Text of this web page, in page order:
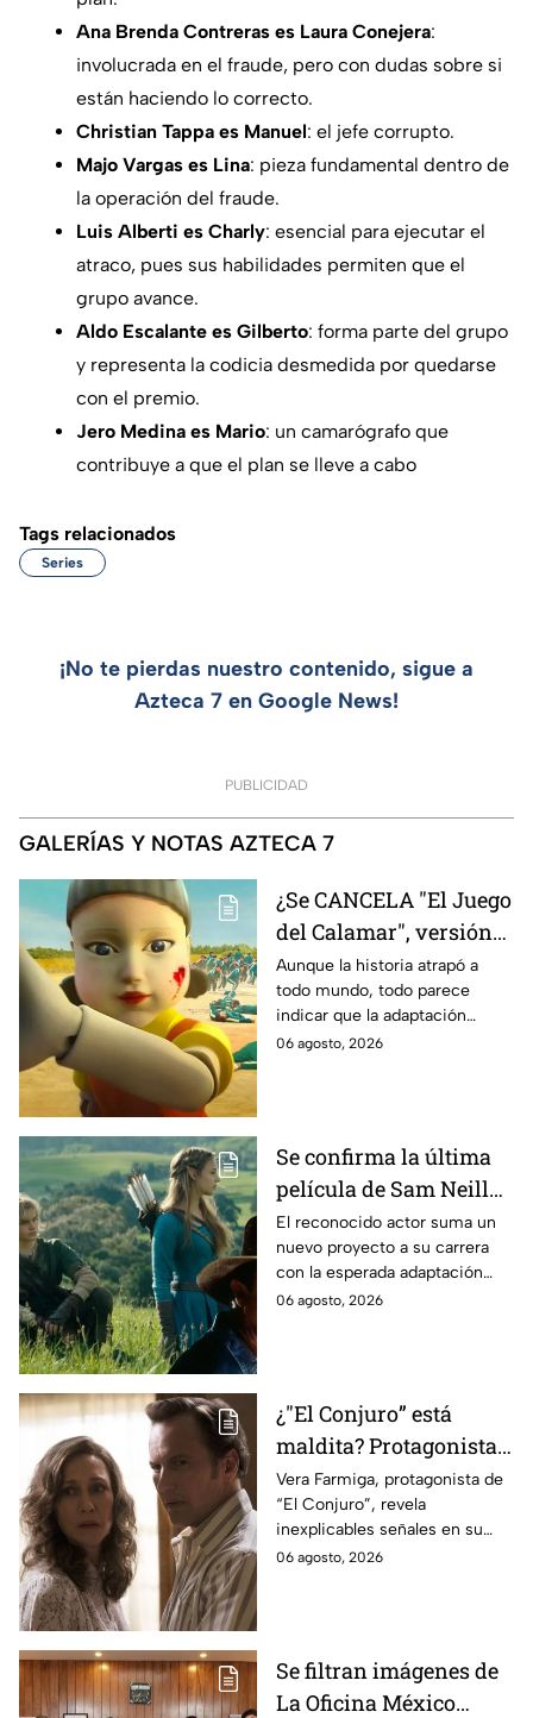
Ana Brenda Contreras es Laura Conejera:
involucrada en el fraude, pero con dudas sobre si
están haciendo lo correcto.
Christian Tappa es Manuel: el jefe corrupto.
Majo Vargas es Lina: pieza fundamental dentro de
la operación del fraude.
Luis Alberti es Charly: esencial para ejecutar el
atraco, pues sus habilidades permiten que el
grupo avance.
Aldo Escalante es Gilberto: forma parte del grupo
y representa la codicia desmedida por quedarse
con el premio.
Jero Medina es Mario: un camarógrafo que
contribuye a que el plan se lleve a cabo
Tags relacionados
Series
¡No te pierdas nuestro contenido, sigue a
Azteca 7 en Google News!
PUBLICIDAD
GALERÍAS Y NOTAS AZTECA 7
¿Se CANCELA "El Juego
del Calamar", versión
Estados Unidos? Esto
es lo que se sabe al
momento
Aunque la historia atrapó a
todo mundo, todo parece
indicar que la adaptación
podría ser cancelada:
06 agosto, 2026
Se confirma la última
película de Sam Neill
antes de morir: esto es
lo que se sabe hasta
ahora
El reconocido actor suma un
nuevo proyecto a su carrera
con la esperada adaptación
cinematográfica del popular
06 agosto, 2026
¿"El Conjuro” está
maldita? Protagonista
revela INQUIETANTES
señales en su cuerpo
durante la grabación de
la película
Vera Farmiga, protagonista de
“El Conjuro”, revela
inexplicables señales en su
cuerpo durante el rodaje de la
06 agosto, 2026
Se filtran imágenes de
La Oficina México